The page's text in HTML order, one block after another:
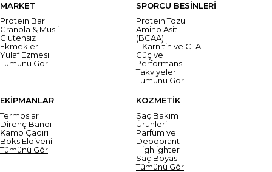
MARKET
Protein Bar
Granola & Müsli
Glutensiz
Ekmekler
Yulaf Ezmesi
Tümünü Gör
SPORCU BESİNLERİ
Protein Tozu
Amino Asit
(BCAA)
L Karnitin ve CLA
Güç ve
Performans
Takviyeleri
Tümünü Gör
EKİPMANLAR
Termoslar
Direnç Bandı
Kamp Çadırı
Boks Eldiveni
Tümünü Gör
KOZMETİK
Saç Bakım
Ürünleri
Parfüm ve
Deodorant
Highlighter
Saç Boyası
Tümünü Gör